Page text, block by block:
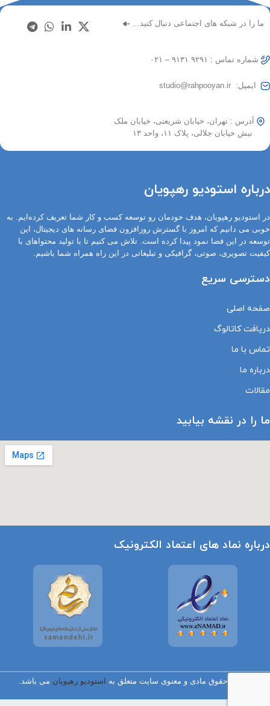
ما را در شبکه های اجتماعی دنبال کنید…
شماره تماس : ۹۲۹۱ ۹۱۳۱ – ۰۲۱
ایمیل: studio@rahpooyan.ir
آدرس : تهران، خیابان شریعتی، خیابان ملک
نبش خیابان جلالی، پلاک ۱۱، واحد ۱۳
درباره استودیو رهپویان
در استودیو رهپویان، هدف خودمان رو توسعه کسب و کار شما تعریف کرده‌ایم. به
خوبی می دانیم که امروز با گسترش روزافزون فضای رسانه های دیجیتال، این
توسعه در این فضا نمود پیدا کرده است. تلاش می کنیم تا با تولید محتواهای با
کیفیت تصویری، صوتی، گرافیکی و تبلیغاتی در این راه همراه شما باشیم.
دسترسی سریع
صفحه اصلی
دریافت کاتالوگ
تماس با ما
درباره ما
مقالات
ما را در نقشه بیابید
درباره نماد های اعتماد الکترونیک
تمامی حقوق مادی و معنوی سایت متعلق به استودیو رهپویان می باشد.